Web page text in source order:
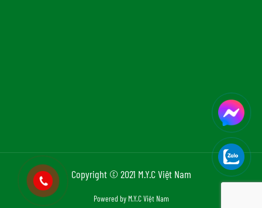
Copyright © 2021 M.Y.C Việt Nam
Powered by M.Y.C Việt Nam